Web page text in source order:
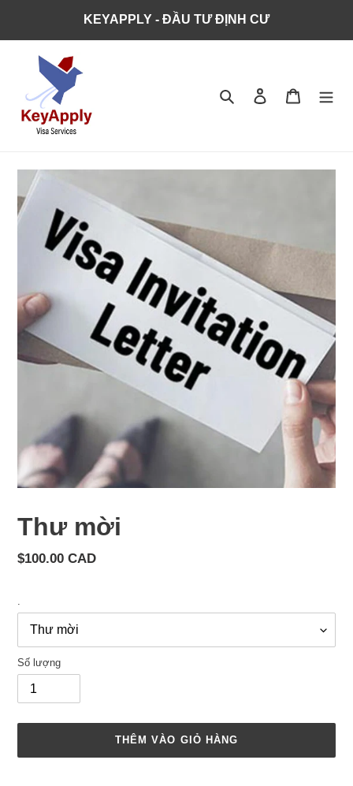
KEYAPPLY - ĐẦU TƯ ĐỊNH CƯ
Tìm kiếmĐăng nhậpGiỏ hàng
Thư mời
Giá
$100.00 CAD
Số lượng
THÊM VÀO GIỎ HÀNG